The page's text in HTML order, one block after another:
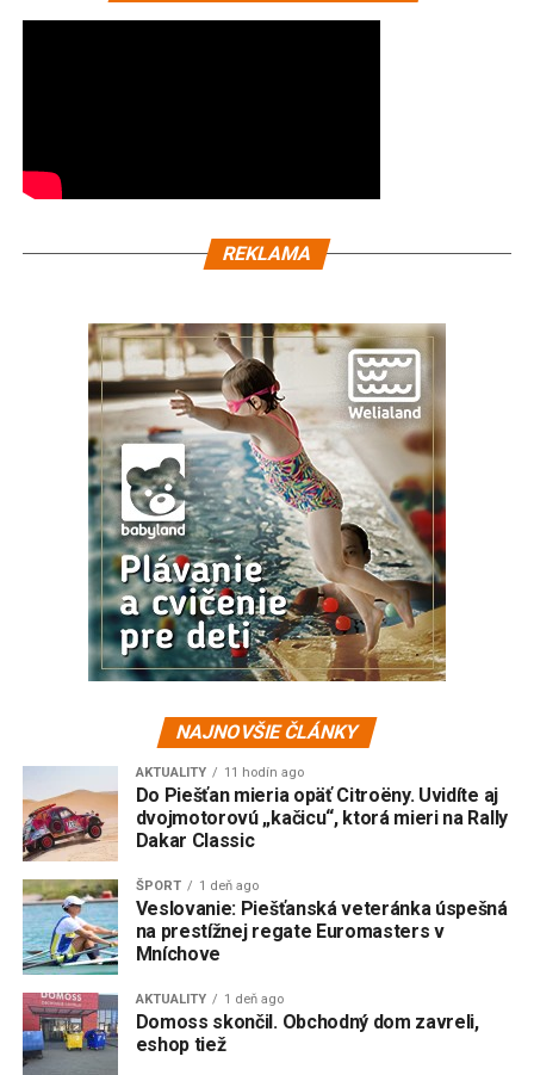
REKLAMA
NAJNOVŠIE ČLÁNKY
AKTUALITY 11 hodín ago
Do Piešťan mieria opäť Citroëny. Uvidíte aj
dvojmotorovú „kačicu“, ktorá mieri na Rally
Dakar Classic
ŠPORT 1 deň ago
Veslovanie: Piešťanská veteránka úspešná
na prestížnej regate Euromasters v
Mníchove
AKTUALITY 1 deň ago
Domoss skončil. Obchodný dom zavreli,
eshop tiež